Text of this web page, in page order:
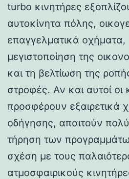
turbo κινητήρες
αυτοκίνητα πόλης,
επαγγελματικά οχήματα,
μεγιστοποίηση της
και τη βελτίωση της
στροφές. Αν και αυτοί οι
προσφέρουν εξαιρετικά
οδήγησης, απαιτούν
τήρηση των
σχέση με τους
ατμοσφαιρικούς